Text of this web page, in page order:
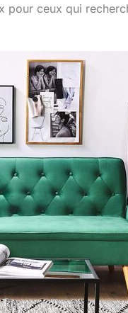
pour ceux qui